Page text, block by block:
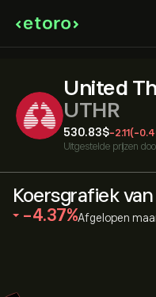
United
UTHR
530.83‎$‎-2.11 (-
Uitgestelde prijzen
Koersgrafiek
‎-4.37‎ Afgelopen